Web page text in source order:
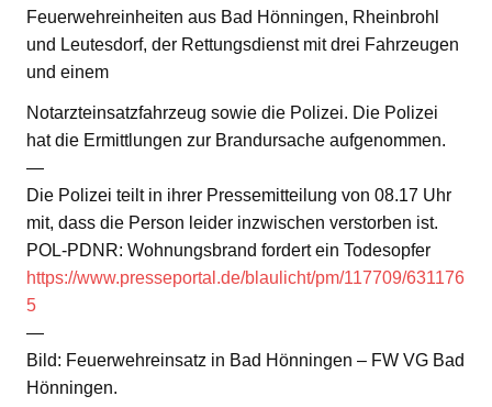
Feuerwehreinheiten aus Bad Hönningen, Rheinbrohl
und Leutesdorf, der Rettungsdienst mit drei Fahrzeugen
und einem
Notarzteinsatzfahrzeug sowie die Polizei. Die Polizei
hat die Ermittlungen zur Brandursache aufgenommen.
—
Die Polizei teilt in ihrer Pressemitteilung von 08.17 Uhr
mit, dass die Person leider inzwischen verstorben ist.
POL-PDNR: Wohnungsbrand fordert ein Todesopfer
https://www.presseportal.de/blaulicht/pm/117709/631176
5
—
Bild: Feuerwehreinsatz in Bad Hönningen – FW VG Bad
Hönningen.